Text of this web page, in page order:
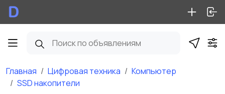
Главная Цифровая техника
Компьютер
SSD накопители